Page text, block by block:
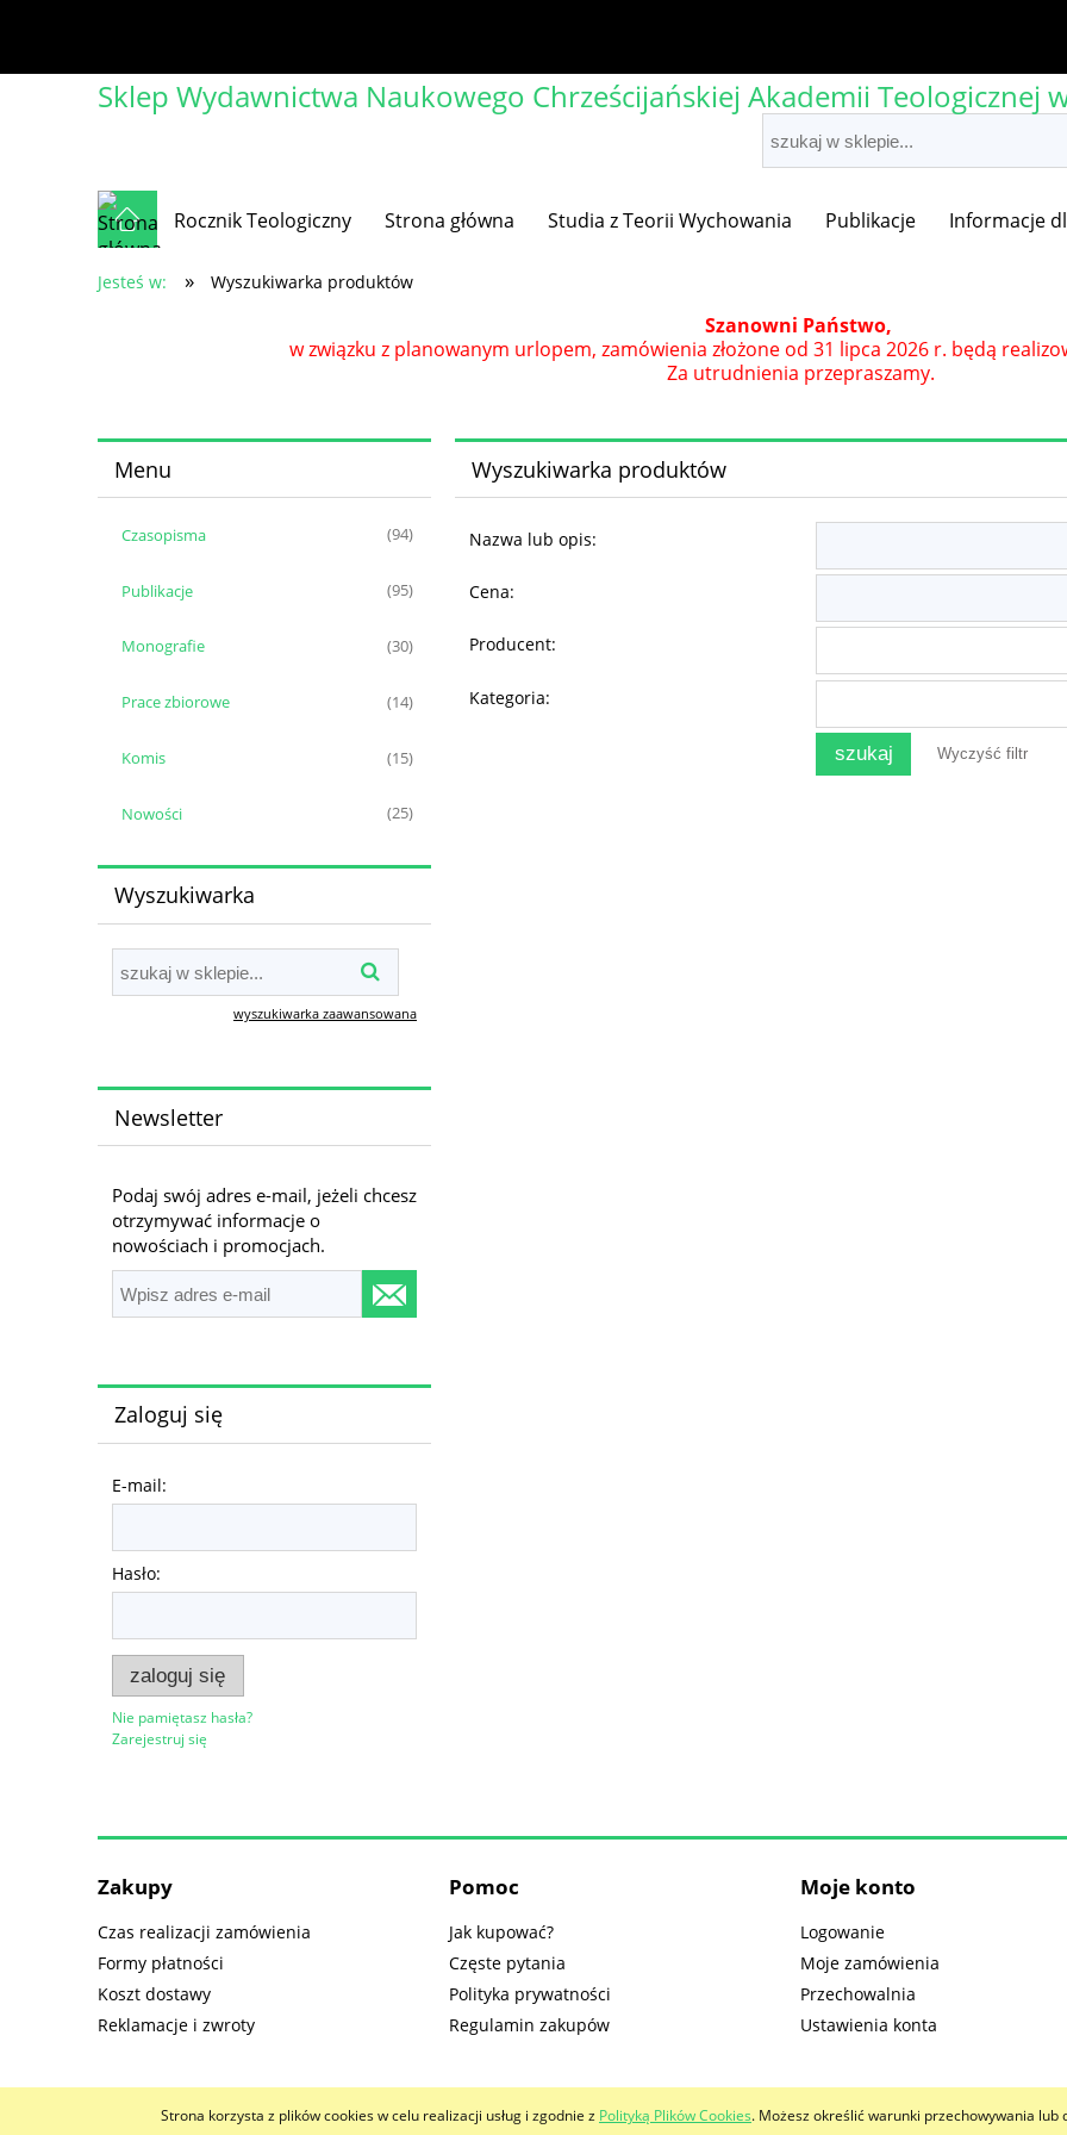
Strona korzysta z plików cookies w celu realizacji usług i zgodnie z Polityką Plików Cookies. Możesz określić warunki przechowywania
Sklep Wydawnictwa Naukowego Chrześcijańskiej Akademii Teologicznej
Rocznik Teologiczny Strona główna Studia z Teorii Wychowania Publikacje Informacje
Jesteś w: » Wyszukiwarka produktów
Szanowni Państwo,
w związku z planowanym urlopem, zamówienia złożone od 31 lipca 2026 r. będą
Za utrudnienia przepraszamy.
Menu
Czasopisma (94)
Publikacje (95)
Monografie (30)
Prace zbiorowe (14)
Komis (15)
Nowości (25)
Wyszukiwarka
wyszukiwarka zaawansowana
Newsletter
Podaj swój adres e-mail, jeżeli chcesz
otrzymywać informacje o
nowościach i promocjach.
Zaloguj się
E-mail:
Hasło:
zaloguj się
Nie pamiętasz hasła?
Zarejestruj się
Wyszukiwarka produktów
Nazwa lub opis:
Cena:
Producent:
Kategoria:
szukaj Wyczyść filtr
Zakupy
Czas realizacji zamówienia
Formy płatności
Koszt dostawy
Reklamacje i zwroty
Pomoc
Jak kupować?
Częste pytania
Polityka prywatności
Regulamin zakupów
Moje konto
Logowanie
Moje zamówienia
Przechowalnia
Ustawienia konta
Sklep internetowy Shoper.pl